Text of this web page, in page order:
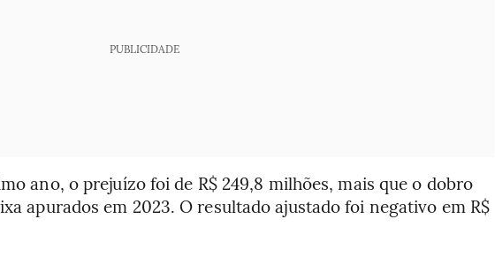
PUBLICIDADE
ano, o prejuízo foi de R$ 249,8 milhões, mais que o dobro
apurados em 2023. O resultado ajustado foi negativo em R$